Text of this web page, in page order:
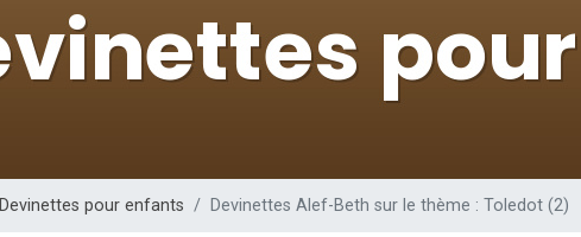
2 nouvelles musiques dans Torah-Box Music
8 personnes viennent de faire un don pour Tsédaka : pauvres d'Israel
Devinettes pour enfants Devinettes Alef-Beth sur le thème : Toledot (2)